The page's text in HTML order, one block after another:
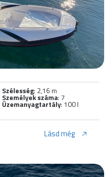
Szélesség: 2,16 m
Személyek száma: 7
Üzemanyagtartály: 100 l
Lásd még